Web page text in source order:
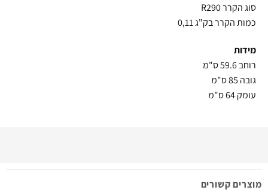
סוג הקרר R290
כמות הקרר בק"ג 0,11
מידות
רוחב 59.6 ס"מ
גובה 85 ס"מ
עומק 64 ס"מ
מוצרים קשורים